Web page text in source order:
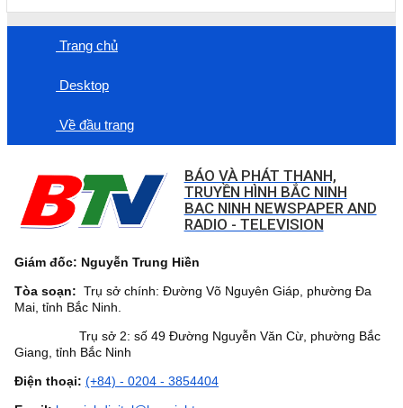
Trang chủ
Desktop
Về đầu trang
BÁO VÀ PHÁT THANH,
TRUYỀN HÌNH BẮC NINH
BAC NINH NEWSPAPER AND
RADIO - TELEVISION
Giám đốc: Nguyễn Trung Hiền
Tòa soạn: Trụ sở chính: Đường Võ Nguyên Giáp, phường Đa
Mai, tỉnh Bắc Ninh.
Trụ sở 2: số 49 Đường Nguyễn Văn Cừ, phường Bắc
Giang, tỉnh Bắc Ninh
Điện thoại: (+84) - 0204 - 3854404